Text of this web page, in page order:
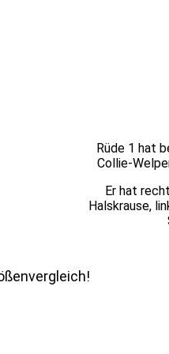
Rüde 1 hat
Collie-
Er hat
Halskrause,